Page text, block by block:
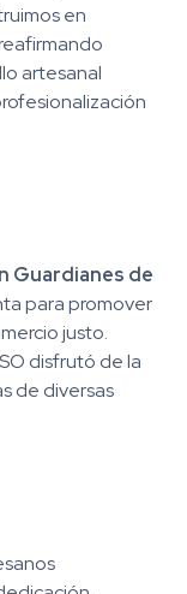
en
artesanal
Guardianes de
para promover
justo.
disfrutó de la
de diversas